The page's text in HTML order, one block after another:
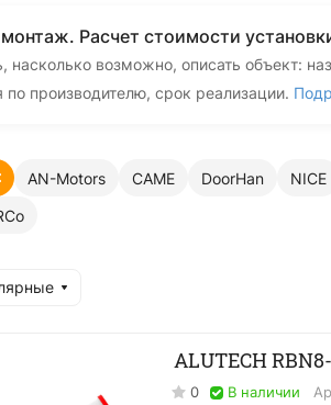
Расчет стоимости
насколько возможно, описать объект:
по производителю, срок реализации.
AN-Motors CAME DoorHan NICE
ALUTECH
0 В наличии